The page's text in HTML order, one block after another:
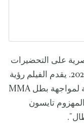
على التحضيرات
المكثفة لأول حدث في موسم الرياض 2023. يقدم الفيلم رؤية
عميقة عن الاستعدادات البدنية والنفسية لمواجهة بطل MMA
تايسون